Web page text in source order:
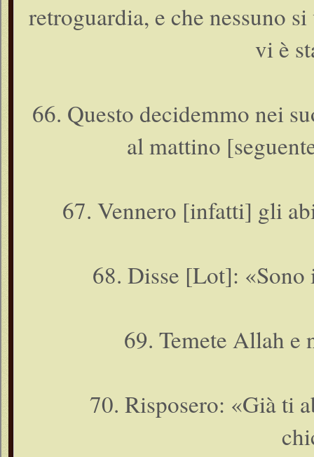
retroguardia, e che nessuno
vi è
66. Questo decidemmo nei
al mattino
67. Vennero [infatti] gli
68. Disse [Lot]:
69. Temete Allah e
70. Risposero: «Già ti